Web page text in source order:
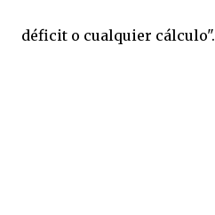
déficit o cualquier cálculo".